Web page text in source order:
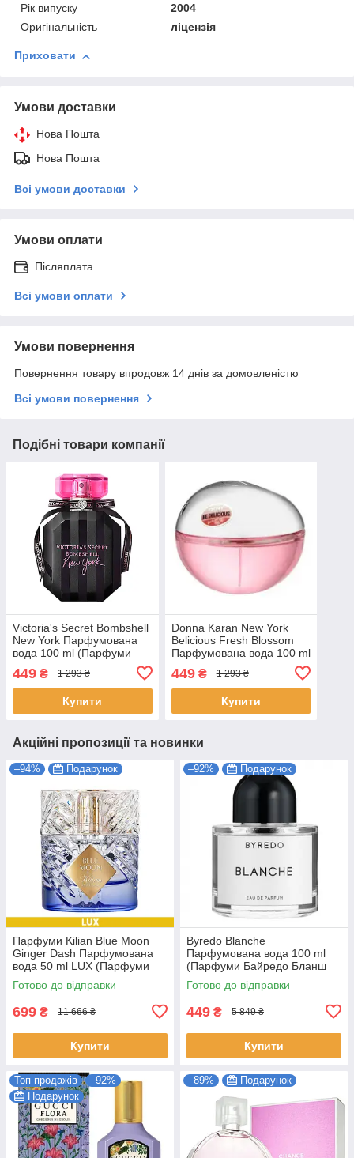
Рік випуску
2004
Оригінальність
ліцензія
Приховати
Умови доставки
Нова Пошта
Нова Пошта
Всі умови доставки
Умови оплати
Післяплата
Всі умови оплати
Умови повернення
Повернення товару впродовж 14 днів за домовленістю
Всі умови повернення
Подібні товари компанії
Victoria's Secret Bombshell
New York Парфумована
вода 100 ml (Парфуми
Вікторія Сікрет Нью Йорк
Жіночі)
449 ₴ 1 293 ₴
Купити
Donna Karan New York
Belicious Fresh Blossom
Парфумована вода 100 ml
Блоссом)
449₴ 1 293 ₴
Купити
Акційні пропозиції та новинки
–94% Подарунок
Парфуми Kilian Blue Moon
Ginger Dash Парфумована
вода 50 ml LUX (Парфуми
Кіліан Блю Мун Джинджер
Даш Жіночі)
Готово до відправки
699 ₴ 11 666 ₴
Купити
–92% Подарунок
Byredo Blanche
Парфумована вода 100 ml
(Парфуми Байредо Бланш
Жіночі)
Готово до відправки
449 ₴ 5 849 ₴
Купити
Топ продажів
–92%
Подарунок
–89% Подарунок